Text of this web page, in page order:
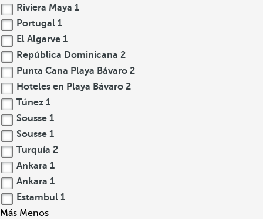
Riviera Maya 1
Portugal 1
El Algarve 1
República Dominicana 2
Punta Cana Playa Bávaro 2
Hoteles en Playa Bávaro 2
Túnez 1
Sousse 1
Sousse 1
Turquía 2
Ankara 1
Ankara 1
Estambul 1
Más Menos